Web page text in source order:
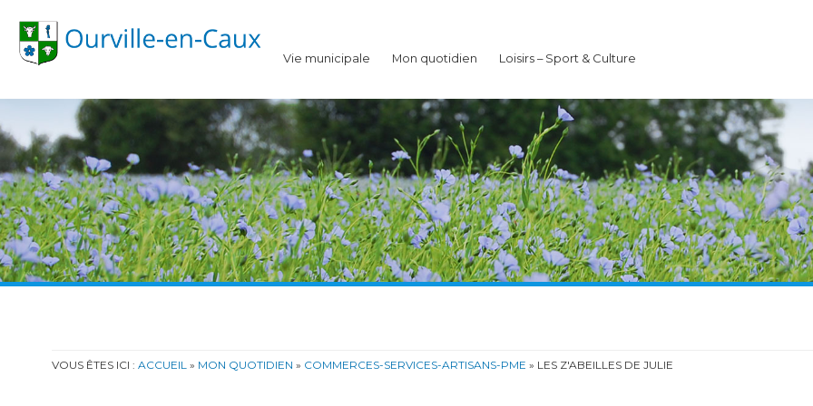
Vie municipale Mon quotidien Loisirs – Sport & Culture
VOUS ÊTES ICI : ACCUEIL » MON QUOTIDIEN » COMMERCES-SERVICES-ARTISANS-PME » LES Z'ABEILLES DE JULIE